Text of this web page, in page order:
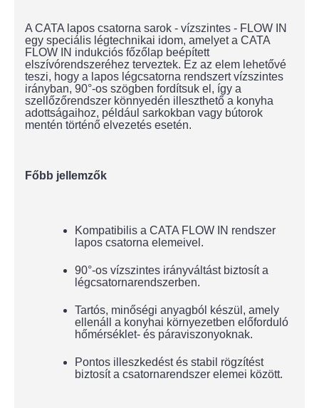
A CATA lapos csatorna sarok - vízszintes - FLOW IN
egy speciális légtechnikai idom, amelyet a CATA
FLOW IN indukciós főzőlap beépített
elszívórendszeréhez terveztek. Ez az elem lehetővé
teszi, hogy a lapos légcsatorna rendszert vízszintes
irányban, 90°-os szögben fordítsuk el, így a
szellőzőrendszer könnyedén illeszthető a konyha
adottságaihoz, például sarkokban vagy bútorok
mentén történő elvezetés esetén.
Főbb jellemzők
Kompatibilis a CATA FLOW IN rendszer
lapos csatorna elemeivel.
90°-os vízszintes irányváltást biztosít a
légcsatornarendszerben.
Tartós, minőségi anyagból készül, amely
ellenáll a konyhai környezetben előforduló
hőmérséklet- és páraviszonyoknak.
Pontos illeszkedést és stabil rögzítést
biztosít a csatornarendszer elemei között.